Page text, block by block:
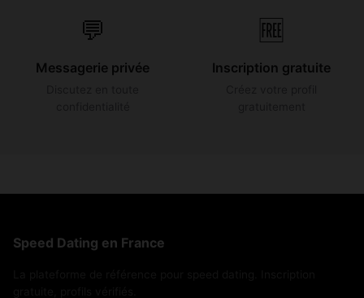
💬
Messagerie privée
🆓
Inscription gratuite
Speed Dating en France